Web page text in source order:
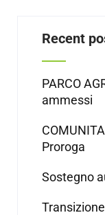
Recent
PARCO
ammessi
Proroga
Sostegno